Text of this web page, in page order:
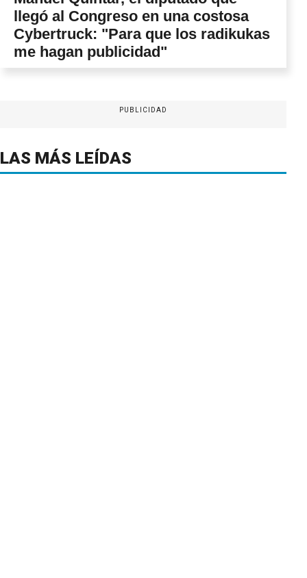
llegó al Congreso en una costosa
Cybertruck: "Para que los radikukas
me hagan publicidad"
PUBLICIDAD
LAS MÁS LEÍDAS